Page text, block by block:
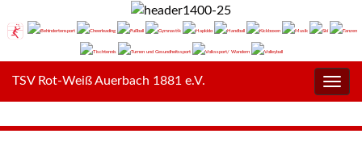
TSV Rot-Weiß Auerbach 1881 e.V.